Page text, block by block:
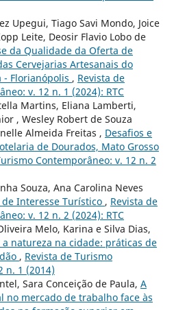
Upegui, Tiago Savi Mondo, Joice
Leite, Deosir Flavio Lobo de
da Qualidade da Oferta de
Cervejarias Artesanais do
- Florianópolis , Revista de
v. 12 n. 1 (2024): RTC
Martins, Eliana Lamberti,
, Wesley Robert de Souza
Almeida Freitas , Desafios e
de Dourados, Mato Grosso
Contemporâneo: v. 12 n. 2
Souza, Ana Carolina Neves
Interesse Turístico , Revista de
v. 12 n. 2 (2024): RTC
Melo, Karina e Silva Dias,
natureza na cidade: práticas de
, Revista de Turismo
n. 1 (2014)
Sara Conceição de Paula, A
no mercado de trabalho face às